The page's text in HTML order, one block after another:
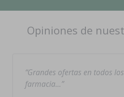
Opiniones de
Grandes ofertas en todos
farmacia…